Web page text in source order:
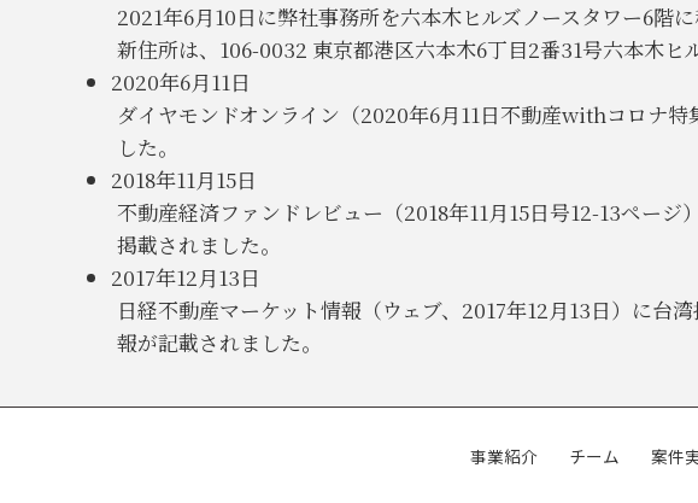
2021年6月10日に弊社事務所を六本木ヒルズノースタワー6階に
新住所は、106-0032 東京都港区六本木6丁目2番31号六本木ヒ
2020年6月11日
ダイヤモンドオンライン（2020年6月11日不動産withコロナ
した。
2018年11月15日
不動産経済ファンドレビュー（2018年11月15日号12-13ペー
掲載されました。
2017年12月13日
日経不動産マーケット情報（ウェブ、2017年12月13日）に台
報が記載されました。
事業紹介 チーム 案件